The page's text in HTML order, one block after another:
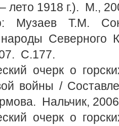
лето 1918 г.). М.,
Музаев Т.М.
Северного
С.177.
очерк о
войны /
Нальчик,
очерк о